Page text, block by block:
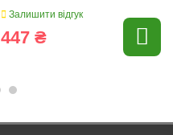
Залишити відгук
447 ₴